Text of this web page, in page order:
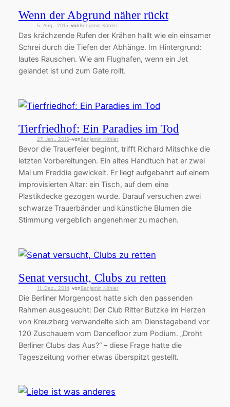
Wenn der Abgrund näher rückt
5. Aug.. 2015—von Benjamin Köhler
Das krächzende Rufen der Krähen hallt wie ein einsamer
Schrei durch die Tiefen der Abhänge. Im Hintergrund:
lautes Rauschen. Wie am Flughafen, wenn ein Jet
gelandet ist und zum Gate rollt.
Tierfriedhof: Ein Paradies im Tod
27. Jan.. 2015—vonBenjamin Köhler
Bevor die Trauerfeier beginnt, trifft Richard Mitschke die
letzten Vorbereitungen. Ein altes Handtuch hat er zwei
Mal um Freddie gewickelt. Er liegt aufgebahrt auf einem
improvisierten Altar: ein Tisch, auf dem eine
Plastikdecke gezogen wurde. Darauf versuchen zwei
schwarze Trauerbänder und künstliche Blumen die
Stimmung vergeblich angenehmer zu machen.
Senat versucht, Clubs zu retten
11. Dez.. 2014—vonBenjamin Köhler
Die Berliner Morgenpost hatte sich den passenden
Rahmen ausgesucht: Der Club Ritter Butzke im Herzen
von Kreuzberg verwandelte sich am Dienstagabend vor
120 Zuschauern vom Dancefloor zum Podium. „Droht
Berliner Clubs das Aus?“ – diese Frage hatte die
Tageszeitung vorher etwas überspitzt gestellt.